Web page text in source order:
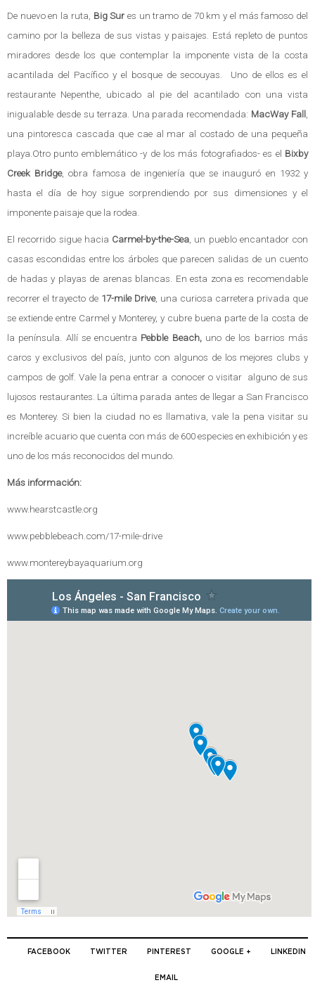
De nuevo en la ruta, Big Sur es un tramo de 70 km y el más famoso del
camino por la belleza de sus vistas y paisajes. Está repleto de puntos
miradores desde los que contemplar la imponente vista de la costa
acantilada del Pacífico y el bosque de secouyas. Uno de ellos es el
restaurante Nepenthe, ubicado al pie del acantilado con una vista
inigualable desde su terraza. Una parada recomendada: MacWay Fall
una pintoresca cascada que cae al mar al costado de una pequeña
playa.Otro punto emblemático -y de los más fotografiados- es el Bixby
Creek Bridge, obra famosa de ingeniería que se inauguró en 1932 y
hasta el día de hoy sigue sorprendiendo por sus dimensiones y el
imponente paisaje que la rodea.
El recorrido sigue hacia Carmel-by-the-Sea , un pueblo encantador con
casas escondidas entre los árboles que parecen salidas de un cuento
de hadas y playas de arenas blancas. En esta zona es recomendable
recorrer el trayecto de 17-mile Drive, una curiosa carretera privada que
se extiende entre Carmel y Monterey, y cubre buena parte de la costa de
la península. Allí se encuentra Pebble Beach, uno de los barrios más
caros y exclusivos del país, junto con algunos de los mejores clubs y
campos de golf. Vale la pena entrar a conocer o visitar alguno de sus
lujosos restaurantes. La última parada antes de llegar a San Francisco
es Monterey. Si bien la ciudad no es llamativa, vale la pena visitar su
increíble acuario que cuenta con más de 600 especies en exhibición y es
uno de los más reconocidos del mundo.
Más información:
www.hearstcastle.org
www.pebblebeach.com/17-mile-drive
www.montereybayaquarium.org
FACEBOOK TWITTER PINTEREST GOOGLE + LINKEDIN
EMAIL